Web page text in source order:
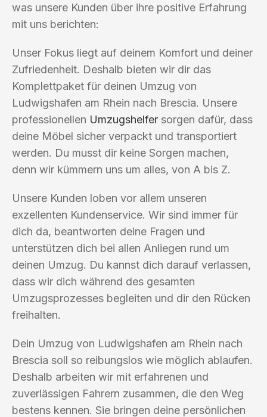
was unsere Kunden über ihre positive Erfahrung
mit uns berichten:
Unser Fokus liegt auf deinem Komfort und deiner
Zufriedenheit. Deshalb bieten wir dir das
Komplettpaket für deinen Umzug von
Ludwigshafen am Rhein nach Brescia. Unsere
professionellen Umzugshelfer sorgen dafür, dass
deine Möbel sicher verpackt und transportiert
werden. Du musst dir keine Sorgen machen,
denn wir kümmern uns um alles, von A bis Z.
Unsere Kunden loben vor allem unseren
exzellenten Kundenservice. Wir sind immer für
dich da, beantworten deine Fragen und
unterstützen dich bei allen Anliegen rund um
deinen Umzug. Du kannst dich darauf verlassen,
dass wir dich während des gesamten
Umzugsprozesses begleiten und dir den Rücken
freihalten.
Dein Umzug von Ludwigshafen am Rhein nach
Brescia soll so reibungslos wie möglich ablaufen.
Deshalb arbeiten wir mit erfahrenen und
zuverlässigen Fahrern zusammen, die den Weg
bestens kennen. Sie bringen deine persönlichen